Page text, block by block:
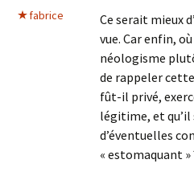
fabrice
Ce serait mieux
vue. Car enfin,
néologisme
de rappeler
fût-il privé,
légitime, et qu’il
d’éventuelles
« estomaquant »